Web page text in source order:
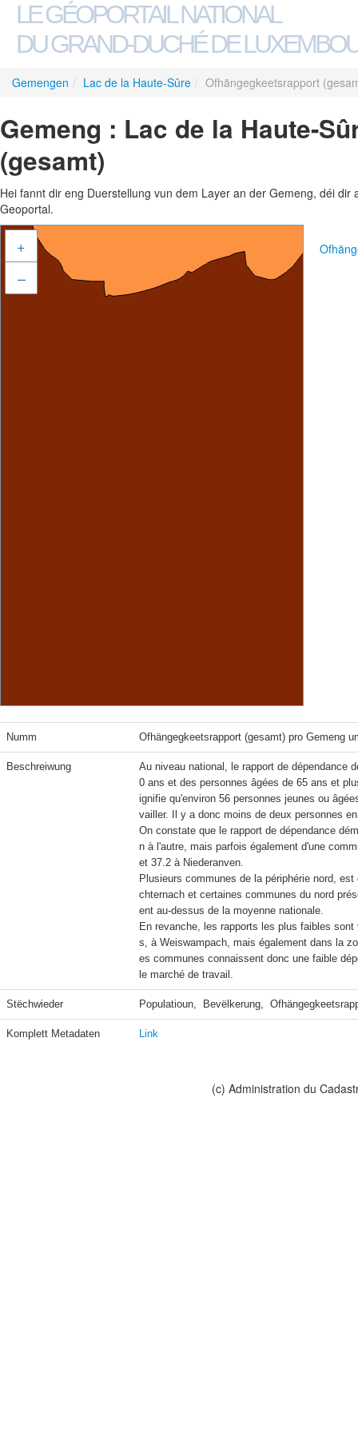
LE GÉOPORTAIL NATIONAL
DU GRAND-DUCHÉ DE
Gemengen / Lac de la Haute-Sûre / Ofhängegkeetsrapport
Gemeng : Lac de la Haute-
(gesamt)
Hei fannt dir eng Duerstellung vun dem Layer an der Gemeng, déi
Geoportal.
+
–
Numm Ofhängegkeetsrapport (gesamt) pro Gemeng
Beschreiwung
Au niveau national, le rapport de dépendance
0 ans et des personnes âgées de 65 ans et
ignifie qu'environ 56 personnes jeunes ou
vailler. Il y a donc moins de deux personnes
On constate que le rapport de dépendance
n à l'autre, mais parfois également d'une
et 37.2 à Niederanven.
Plusieurs communes de la périphérie nord,
chternach et certaines communes du nord
ent au-dessus de la moyenne nationale.
En revanche, les rapports les plus faibles
s, à Weiswampach, mais également dans la
es communes connaissent donc une faible
Stëchwieder Populatioun,  Bevëlkerung,
Komplett Metadaten Link
(c) Administration du